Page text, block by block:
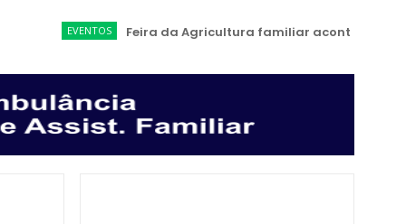
EVENTOS Feira da Agricultura familiar acontece a partir